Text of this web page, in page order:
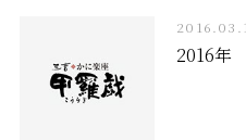
2016年